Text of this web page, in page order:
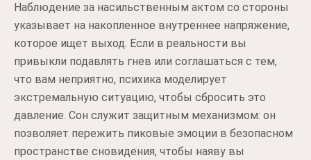
Наблюдение за насильственным актом со стороны
указывает на накопленное внутреннее напряжение,
которое ищет выход. Если в реальности вы
привыкли подавлять гнев или соглашаться с тем,
что вам неприятно, психика моделирует
экстремальную ситуацию, чтобы сбросить это
давление. Сон служит защитным механизмом: он
позволяет пережить пиковые эмоции в безопасном
пространстве сновидения, чтобы наяву вы